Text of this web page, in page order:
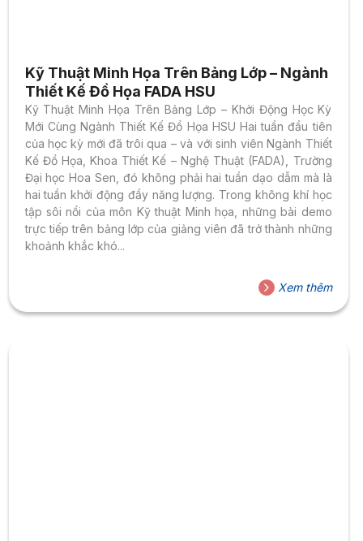
Kỹ Thuật Minh Họa Trên Bảng Lớp – Ngành
Thiết Kế Đồ Họa FADA HSU
Kỹ Thuật Minh Họa Trên Bảng Lớp – Khởi Động Học Kỳ
Mới Cùng Ngành Thiết Kế Đồ Họa HSU Hai tuần đầu tiên
của học kỳ mới đã trôi qua – và với sinh viên Ngành Thiết
Kế Đồ Họa, Khoa Thiết Kế – Nghệ Thuật (FADA), Trường
Đại học Hoa Sen, đó không phải hai tuần dạo dẫm mà là
hai tuần khởi động đầy năng lượng. Trong không khí học
tập sôi nổi của môn Kỹ thuật Minh họa, những bài demo
trực tiếp trên bảng lớp của giảng viên đã trở thành những
khoảnh khắc khó...
Xem thêm